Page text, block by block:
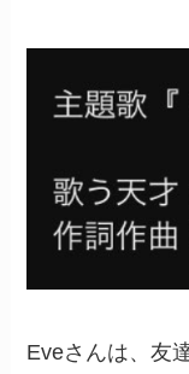
Eveさんは、友